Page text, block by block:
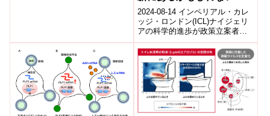
(Solutions to Nigeria’s
newborn mortality rate
might lie in existing
innovations)
2024-08-14 インペリアル・カレ
ッジ・ロンドン(ICL)ナイジェリ
アの科学的進歩が政策立案者に
よって無視され、多くの新生児
が救える命を失っていると、イ